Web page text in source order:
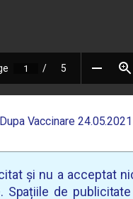
Vaccinare 24.05.2021
și nu a acceptat
Spațiile de